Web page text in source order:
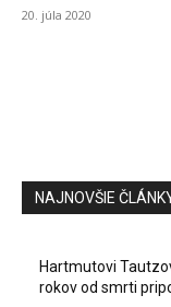
20. júla 2020
NAJNOVŠIE
Hartmutovi
rokov od smrti